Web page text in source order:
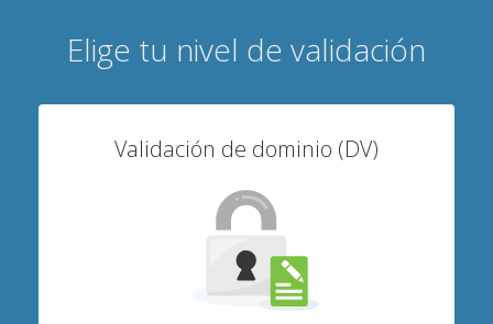
Elige tu nivel de validación
Validación de dominio (DV)